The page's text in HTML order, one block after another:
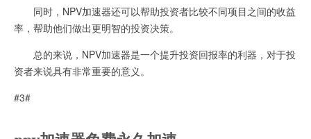
同时，NPV加速器还可以帮助投资者比较不同项目之间的收益
率，帮助他们做出更明智的投资决策。
总的来说，NPV加速器是一个提升投资回报率的利器，对于投
资者来说具有非常重要的意义。
#3#